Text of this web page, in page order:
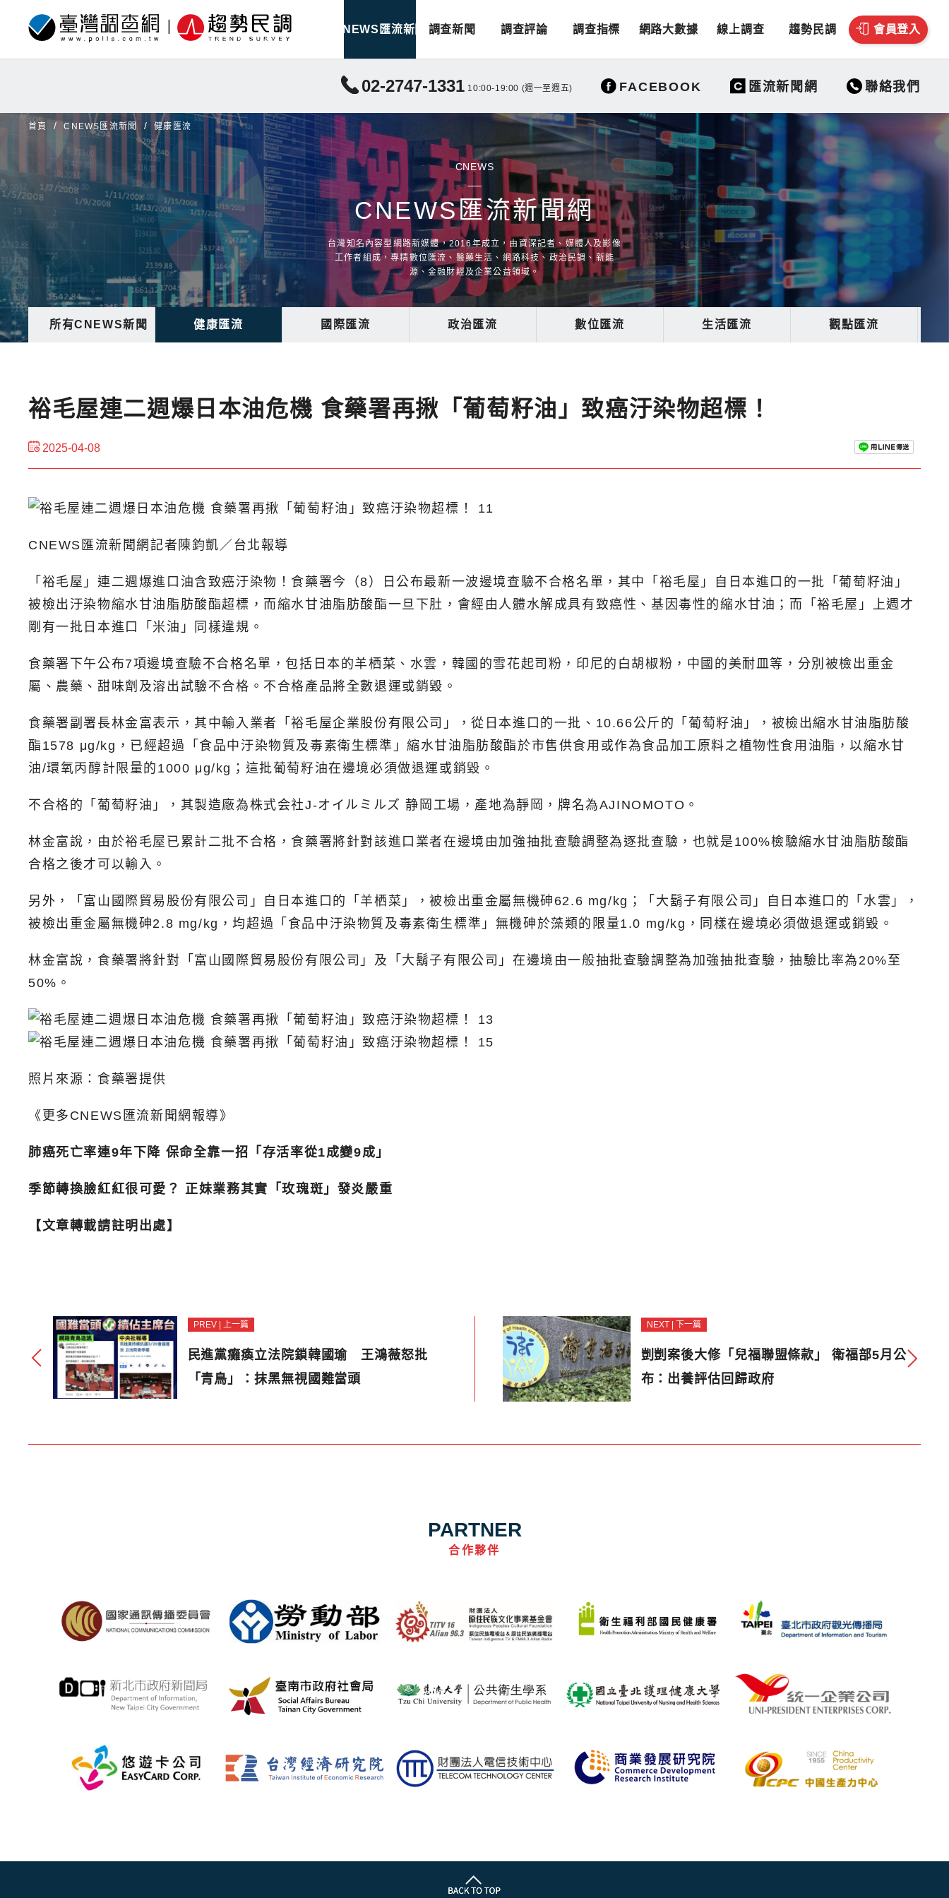
CNEWS匯流新聞 調查新聞 調查評論 調查指標 網路大數據 線上調查 趨勢民調 會員登入
02-2747-1331 10:00-19:00 (週一至週五) FACEBOOK 匯流新聞網 聯絡我們
首頁 CNEWS匯流新聞 健康匯流
CNEWS
CNEWS匯流新聞網
台灣知名內容型網路新媒體，2016年成立，由資深記者、媒體人及影像
工作者組成，專精數位匯流、醫藥生活、網路科技、政治民調、新能
源、金融財經及企業公益領域。
所有CNEWS新聞 健康匯流 國際匯流 政治匯流 數位匯流 生活匯流 觀點匯流
裕毛屋連二週爆日本油危機 食藥署再揪「葡萄籽油」致癌汙染物超標！
2025-04-08
CNEWS匯流新聞網記者陳鈞凱／台北報導
「裕毛屋」連二週爆進口油含致癌汙染物！食藥署今（8）日公布最新一波邊境查驗不合格名單，其中「裕毛屋」自日本進口的一批「葡萄籽油」
被檢出汙染物縮水甘油脂肪酸酯超標，而縮水甘油脂肪酸酯一旦下肚，會經由人體水解成具有致癌性、基因毒性的縮水甘油；而「裕毛屋」上週才
剛有一批日本進口「米油」同樣違規。
食藥署下午公布7項邊境查驗不合格名單，包括日本的羊栖菜、水雲，韓國的雪花起司粉，印尼的白胡椒粉，中國的美耐皿等，分別被檢出重金
屬、農藥、甜味劑及溶出試驗不合格。不合格產品將全數退運或銷毀。
食藥署副署長林金富表示，其中輸入業者「裕毛屋企業股份有限公司」，從日本進口的一批、10.66公斤的「葡萄籽油」，被檢出縮水甘油脂肪酸
酯1578 μg/kg，已經超過「食品中汙染物質及毒素衛生標準」縮水甘油脂肪酸酯於市售供食用或作為食品加工原料之植物性食用油脂，以縮水甘
油/環氧丙醇計限量的1000 μg/kg；這批葡萄籽油在邊境必須做退運或銷毀。
不合格的「葡萄籽油」，其製造廠為株式会社J-オイルミルズ 静岡工場，產地為靜岡，牌名為AJINOMOTO。
林金富說，由於裕毛屋已累計二批不合格，食藥署將針對該進口業者在邊境由加強抽批查驗調整為逐批查驗，也就是100%檢驗縮水甘油脂肪酸酯
合格之後才可以輸入。
另外，「富山國際貿易股份有限公司」自日本進口的「羊栖菜」，被檢出重金屬無機砷62.6 mg/kg；「大鬍子有限公司」自日本進口的「水雲」，
被檢出重金屬無機砷2.8 mg/kg，均超過「食品中汙染物質及毒素衛生標準」無機砷於藻類的限量1.0 mg/kg，同樣在邊境必須做退運或銷毀。
林金富說，食藥署將針對「富山國際貿易股份有限公司」及「大鬍子有限公司」在邊境由一般抽批查驗調整為加強抽批查驗，抽驗比率為20%至
50%。
照片來源：食藥署提供
《更多CNEWS匯流新聞網報導》
肺癌死亡率連9年下降 保命全靠一招「存活率從1成變9成」
季節轉換臉紅紅很可愛？ 正妹業務其實「玫瑰斑」發炎嚴重
【文章轉載請註明出處】
PREV | 上一篇
民進黨癱瘓立法院鎖韓國瑜 王鴻薇怒批
「青鳥」：抹黑無視國難當頭
NEXT | 下一篇
剴剴案後大修「兒福聯盟條款」 衛福部5月公
布：出養評估回歸政府
PARTNER
合作夥伴